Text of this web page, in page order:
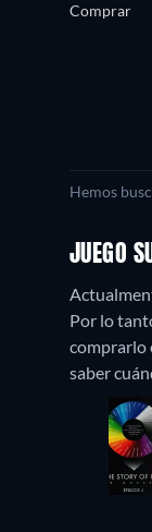
Comprar
Hemos
JUEGO
Por lo
comprarlo
saber